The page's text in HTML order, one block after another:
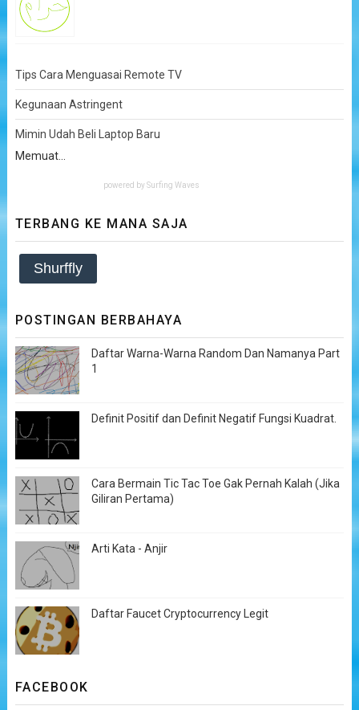
Tips Cara Menguasai Remote TV
Kegunaan Astringent
Mimin Udah Beli Laptop Baru
Memuat...
powered by Surfing Waves
TERBANG KE MANA SAJA
Shurffly
POSTINGAN BERBAHAYA
Daftar Warna-Warna Random Dan Namanya Part
1
Definit Positif dan Definit Negatif Fungsi Kuadrat.
Cara Bermain Tic Tac Toe Gak Pernah Kalah (Jika
Giliran Pertama)
Arti Kata - Anjir
Daftar Faucet Cryptocurrency Legit
FACEBOOK